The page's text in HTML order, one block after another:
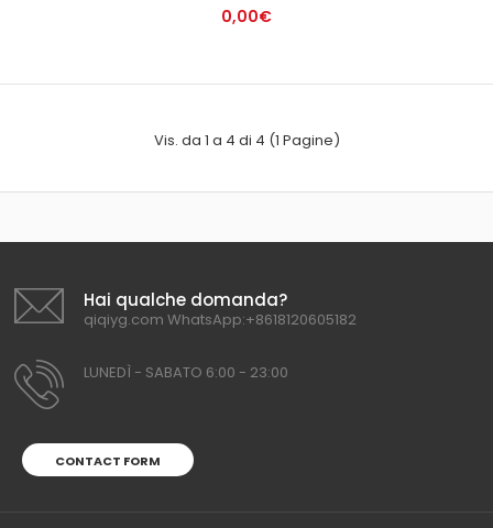
0,00€
Vis. da 1 a 4 di 4 (1 Pagine)
Hai qualche domanda?
qiqiyg.com WhatsApp:+8618120605182
LUNEDÌ - SABATO 6:00 - 23:00
CONTACT FORM